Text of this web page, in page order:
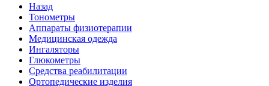
Назад
Тонометры
Аппараты физиотерапии
Медицинская одежда
Ингаляторы
Глюкометры
Средства реабилитации
Ортопедические изделия